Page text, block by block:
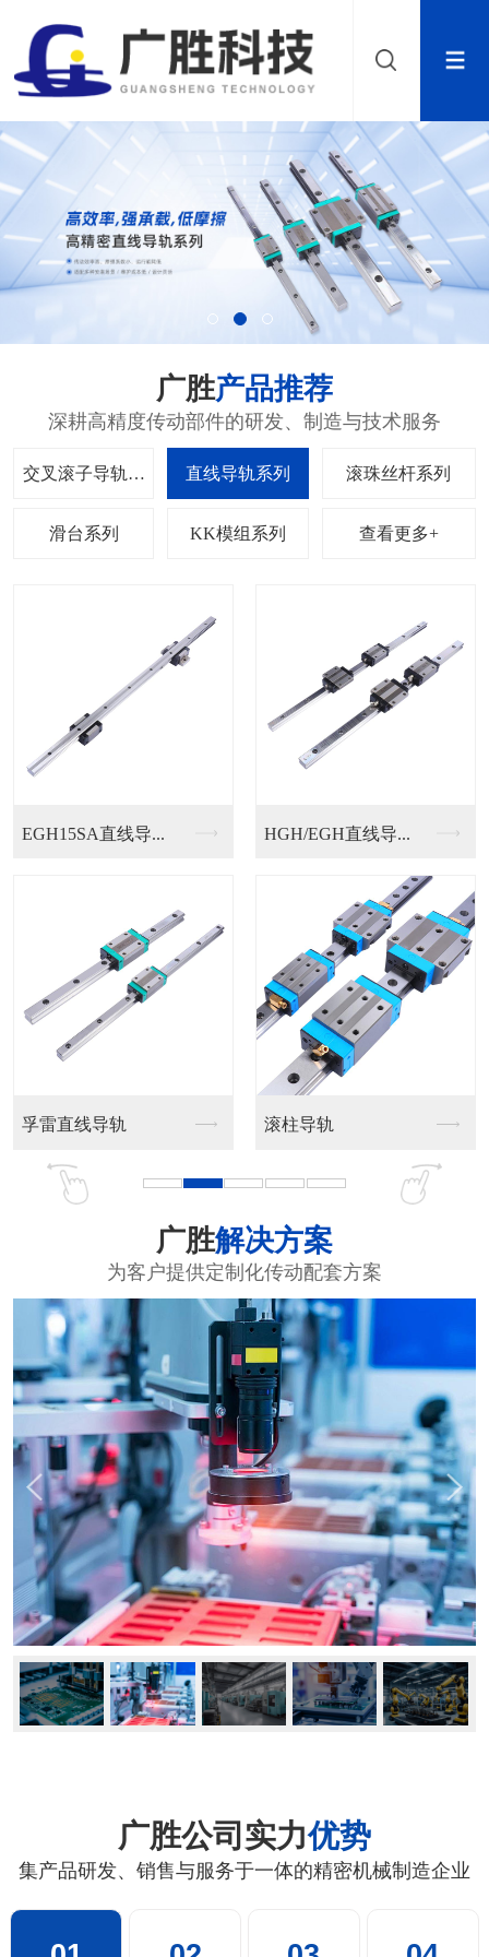
广胜产品推荐
深耕高精度传动部件的研发、制造与技术服务
交叉滚子导轨系
直线导轨系列 滚珠丝杆系列
滑台系列 KK模组系列 查看更多+
SFU滚珠丝杆 SFY滚珠丝杆
DFU双螺母滚珠丝杆 梯形丝杆
SFK微型丝杆 梯形丝杆
广胜解决方案
为客户提供定制化传动配套方案
广胜公司实力优势
集产品研发、销售与服务于一体的精密机械制造企业